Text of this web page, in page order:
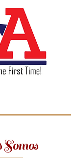
Somos